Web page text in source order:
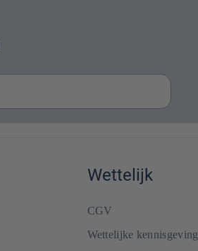
Wettelijk
CGV
Wettelijke kennisgeving